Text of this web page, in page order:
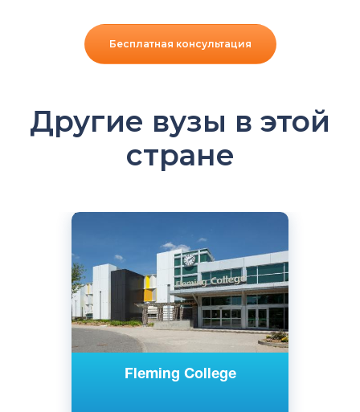
Бесплатная консультация
Другие вузы в этой
стране
Fleming College
Английский
Государственный